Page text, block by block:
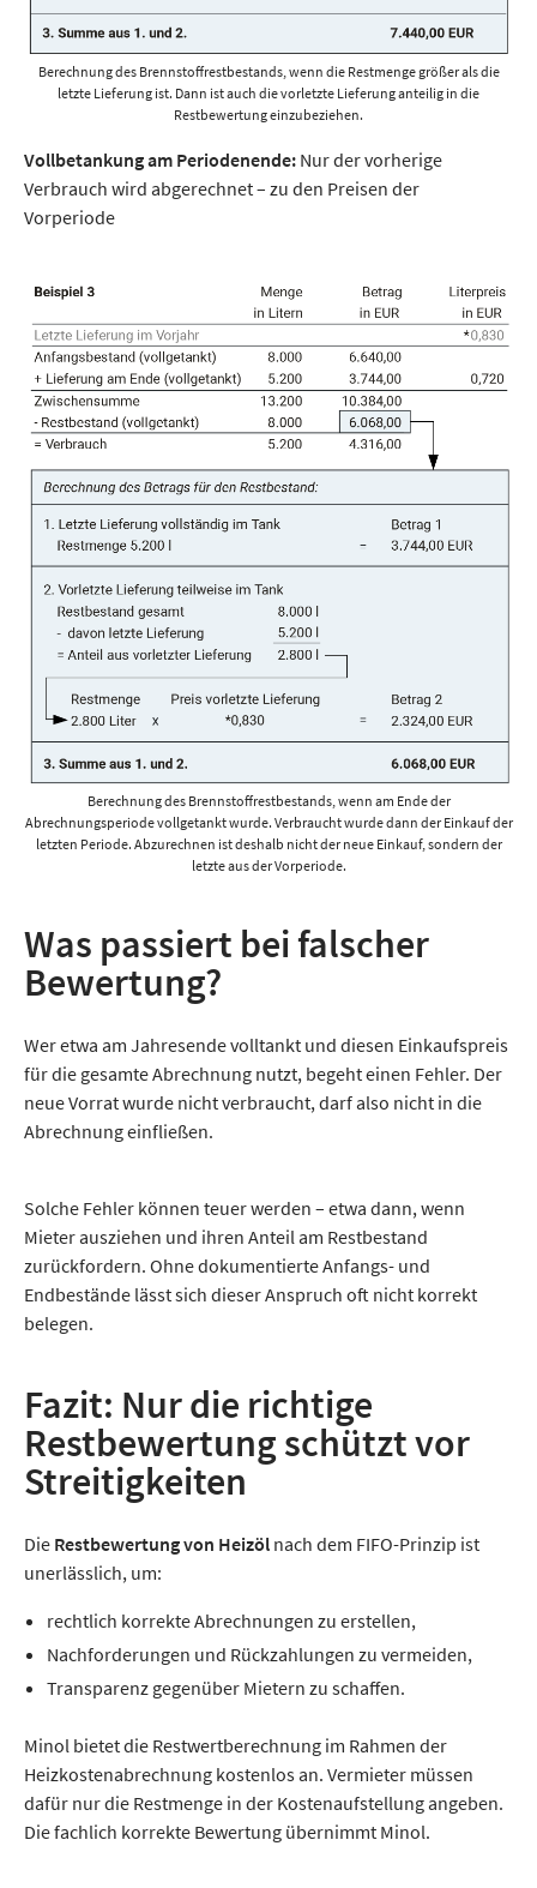
Berechnung des Brennstoffrestbestands, wenn die Restmenge größer als die
letzte Lieferung ist. Dann ist auch die vorletzte Lieferung anteilig in die
Restbewertung einzubeziehen.
Vollbetankung am Periodenende: Nur der vorherige
Verbrauch wird abgerechnet – zu den Preisen der
Vorperiode
Berechnung des Brennstoffrestbestands, wenn am Ende der
Abrechnungsperiode vollgetankt wurde. Verbraucht wurde dann der Einkauf der
letzten Periode. Abzurechnen ist deshalb nicht der neue Einkauf, sondern der
letzte aus der Vorperiode.
Was passiert bei falscher
Bewertung?
Wer etwa am Jahresende volltankt und diesen Einkaufspreis
für die gesamte Abrechnung nutzt, begeht einen Fehler. Der
neue Vorrat wurde nicht verbraucht, darf also nicht in die
Abrechnung einfließen.
Solche Fehler können teuer werden – etwa dann, wenn
Mieter ausziehen und ihren Anteil am Restbestand
zurückfordern. Ohne dokumentierte Anfangs- und
Endbestände lässt sich dieser Anspruch oft nicht korrekt
belegen.
Fazit: Nur die richtige
Restbewertung schützt vor
Streitigkeiten
Die Restbewertung von Heizöl nach dem FIFO-Prinzip ist
unerlässlich, um:
rechtlich korrekte Abrechnungen zu erstellen,
Nachforderungen und Rückzahlungen zu vermeiden,
Transparenz gegenüber Mietern zu schaffen.
Minol bietet die Restwertberechnung im Rahmen der
Heizkostenabrechnung kostenlos an. Vermieter müssen
dafür nur die Restmenge in der Kostenaufstellung angeben.
Die fachlich korrekte Bewertung übernimmt Minol.